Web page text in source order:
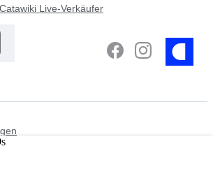
s
Live-Verkäufer